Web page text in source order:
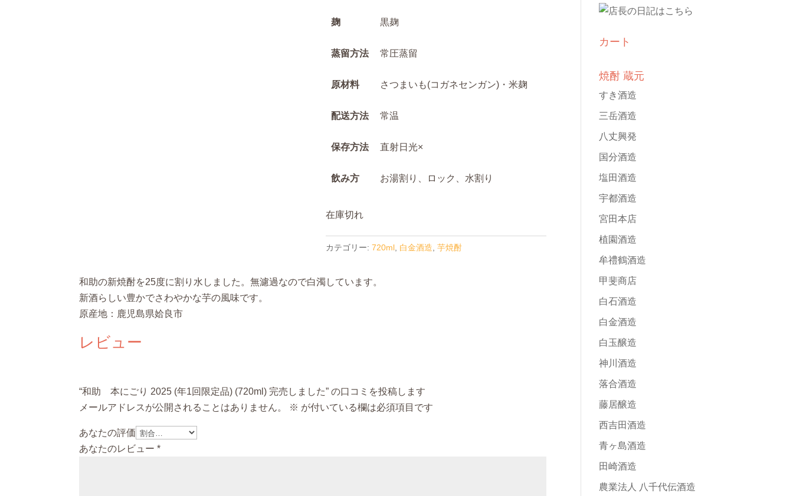
麹 黒麹
蒸留方法 常圧蒸留
原材料 さつまいも(コガネセンガン)・米麹
配送方法 常温
保存方法 直射日光×
飲み方 お湯割り、ロック、水割り
在庫切れ
カテゴリー: 720ml, 白金酒造 芋焼酎
和助の新焼酎を25度に割り水しました。無濾過なので白濁しています。
新酒らしい豊かでさわやかな芋の風味です。
原産地：鹿児島県姶良市
レビュー
“和助 本にごり 2025 (年1回限定品) (720ml) 完売しました” の口コミを投稿します
メールアドレスが公開されることはありません。
※ が付いている欄は必須項目です
あなたの評価
あなたのレビュー*
カート
焼酎 蔵元
すき酒造
三岳酒造
八丈興発
国分酒造
塩田酒造
宇都酒造
宮田本店
植園酒造
牟禮鶴酒造
甲斐商店
白石酒造
白金酒造
白玉醸造
神川酒造
落合酒造
藤居醸造
西吉田酒造
青ヶ島酒造
田崎酒造
農業法人 八千代伝酒造